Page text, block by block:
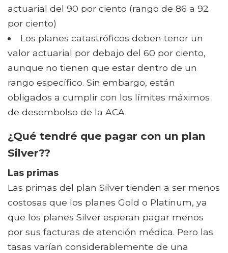
actuarial del 90 por ciento (rango de 86 a 92
por ciento)
Los planes catastróficos deben tener un
valor actuarial por debajo del 60 por ciento,
aunque no tienen que estar dentro de un
rango específico. Sin embargo, están
obligados a cumplir con los límites máximos
de desembolso de la ACA.
¿Qué tendré que pagar con un plan
Silver??
Las primas
Las primas del plan Silver tienden a ser menos
costosas que los planes Gold o Platinum, ya
que los planes Silver esperan pagar menos
por sus facturas de atención médica. Pero las
tasas varían considerablemente de una